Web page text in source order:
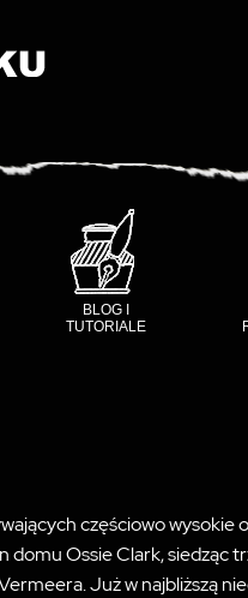
BLOG I
TUTORIALE
częściowo
Ossie Clark, siedząc
Już w najbliższą